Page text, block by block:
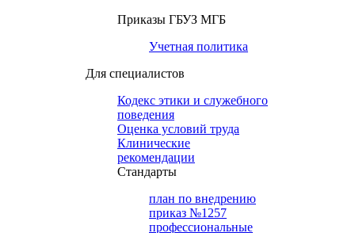
Приказы ГБУЗ МГБ
Учетная политика
Для специалистов
Кодекс этики и служебного
поведения
Оценка условий труда
Клинические
рекомендации
Cтандарты
план по внедрению
приказ №1257
профессиональные